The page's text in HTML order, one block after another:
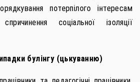
потерпілого інтересам
соціальної ізоляції
булінгу (цькуванню)